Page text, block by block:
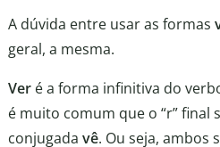
A dúvida entre usar as formas
geral, a mesma.
Ver é a forma infinitiva do
é muito comum que o “r”
conjugada vê. Ou seja, ambos